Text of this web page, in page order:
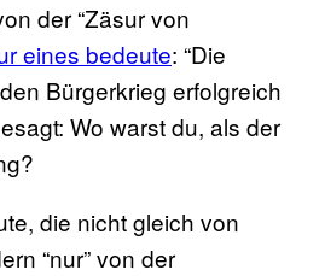
der “Zäsur von
eines bedeute: “Die
Bürgerkrieg erfolgreich
Wo warst du, als der
die nicht gleich von
“nur” von der